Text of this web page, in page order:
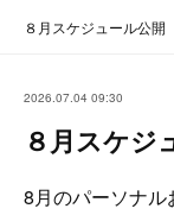
８月スケジュール公開
2026.07.04 09:30
８月スケジ
8月のパーソナ